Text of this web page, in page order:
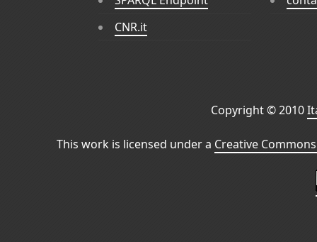
CNR.it
Copyright © 2010
This work is licensed under a Creative